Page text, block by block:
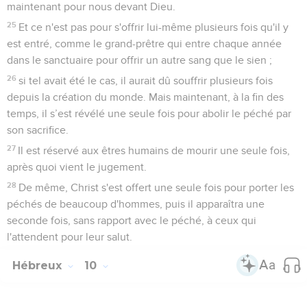
maintenant pour nous devant Dieu.
25 Et ce n'est pas pour s'offrir lui-même plusieurs fois qu'il y
est entré, comme le grand-prêtre qui entre chaque année
dans le sanctuaire pour offrir un autre sang que le sien ;
26 si tel avait été le cas, il aurait dû souffrir plusieurs fois
depuis la création du monde. Mais maintenant, à la fin des
temps, il s’est révélé une seule fois pour abolir le péché par
son sacrifice.
27 Il est réservé aux êtres humains de mourir une seule fois,
après quoi vient le jugement.
28 De même, Christ s'est offert une seule fois pour porter les
péchés de beaucoup d'hommes, puis il apparaîtra une
seconde fois, sans rapport avec le péché, à ceux qui
l'attendent pour leur salut.
Hébreux 10